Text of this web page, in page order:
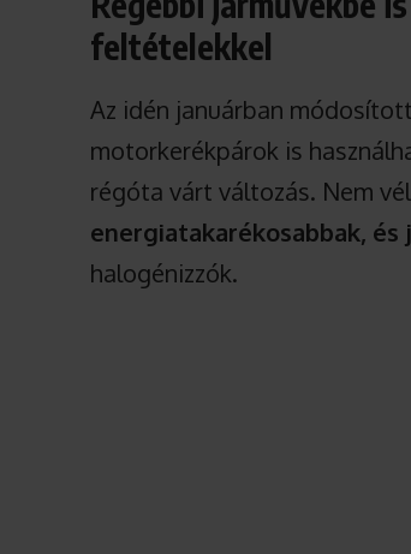
feltételekkel
Az idén januárban
motorkerékpárok is
régóta várt változás. Nem
energiatakarékosabbak,
halogénizzók.